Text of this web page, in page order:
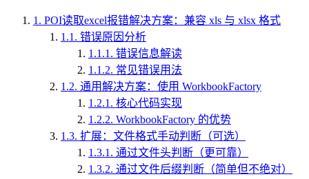
1. POI读取excel报错解决方案：兼容 xls 与 xlsx 格式
1.1. 错误原因分析
1.1.1. 错误信息解读
1.1.2. 常见错误用法
1.2. 通用解决方案：使用 WorkbookFactory
1.2.1. 核心代码实现
1.2.2. WorkbookFactory 的优势
1.3. 扩展：文件格式手动判断（可选）
1.3.1. 通过文件头判断（更可靠）
1.3.2. 通过文件后缀判断（简单但不绝对）